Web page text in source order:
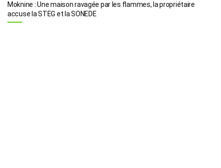
Moknine : Une maison ravagée par les flammes, la propriétaire
accuse la STEG et la SONEDE